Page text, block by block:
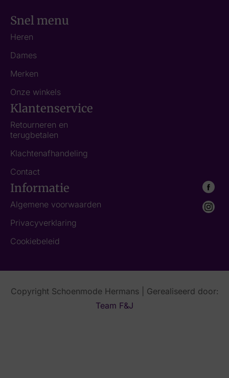
Snel menu
Heren
Dames
Merken
Onze winkels
Klantenservice
Retourneren en
terugbetalen
Klachtenafhandeling
Contact
Informatie
Algemene voorwaarden
Privacyverklaring
Cookiebeleid
Copyright Schoenmode Hermans | Gerealiseerd door:
Team F&J